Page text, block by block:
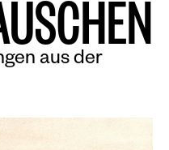
USCHEN
aus der